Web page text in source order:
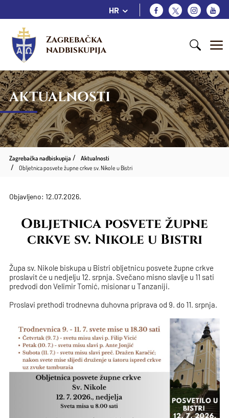
HR
Zagrebačka
nadbiskupija
AKTUALNOSTI
Zagrebačka nadbiskupija
Aktualnosti
Obljetnica posvete župne crkve sv. Nikole u Bistri
Objavljeno: 12.07.2026.
Obljetnica posvete župne
crkve sv. Nikole u Bistri
Župa sv. Nikole biskupa u Bistri obljetnicu posvete župne crkve
proslavit će u nedjelju 12. srpnja. Svečano misno slavlje u 11 sati
predvodi don Velimir Tomić, misionar u Tanzaniji.
Proslavi prethodi trodnevna duhovna priprava od 9. do 11. srpnja.